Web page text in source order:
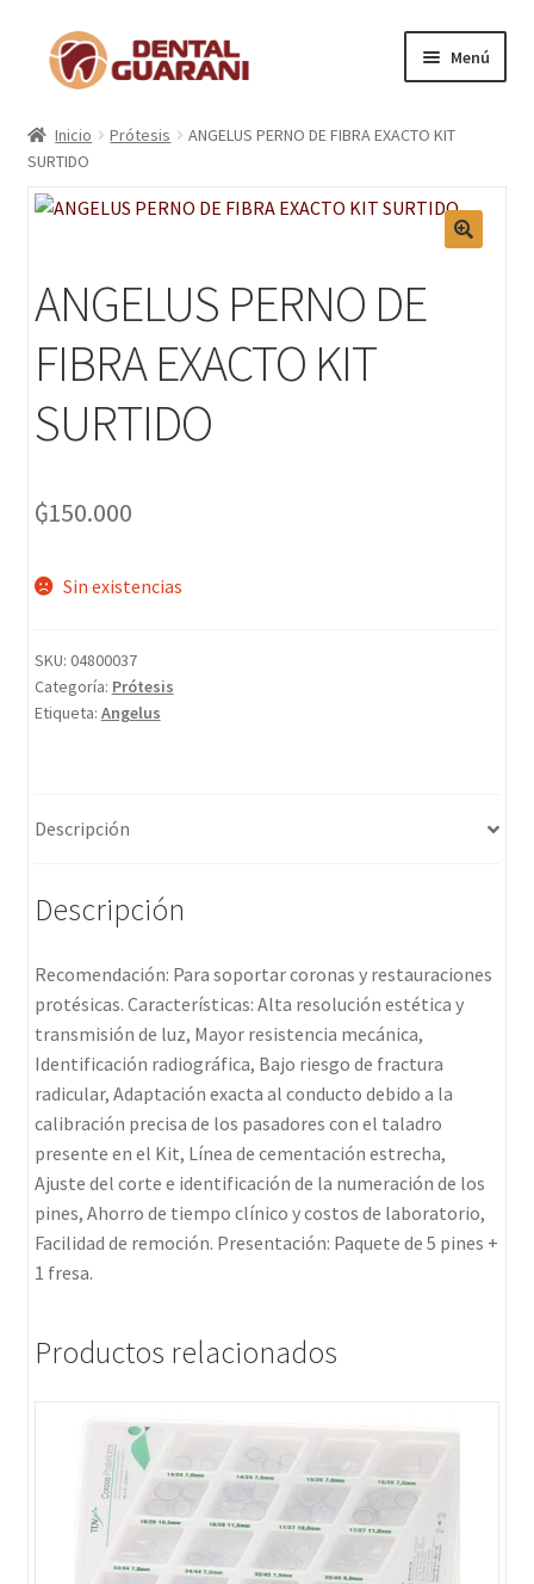
Menú
Inicio
Contactos
Categorías
Marcas
Carrito
Inicio Prótesis
ANGELUS PERNO DE FIBRA EXACTO KIT
SURTIDO
ANGELUS PERNO DE
FIBRA EXACTO KIT
SURTIDO
₲150.000
Sin existencias
SKU: 04800037
Categoría: Prótesis
Etiqueta: Angelus
Descripción
Descripción
Recomendación: Para soportar coronas y restauraciones
protésicas. Características: Alta resolución estética y
transmisión de luz, Mayor resistencia mecánica,
Identificación radiográfica, Bajo riesgo de fractura
radicular, Adaptación exacta al conducto debido a la
calibración precisa de los pasadores con el taladro
presente en el Kit, Línea de cementación estrecha,
Ajuste del corte e identificación de la numeración de los
pines, Ahorro de tiempo clínico y costos de laboratorio,
Facilidad de remoción. Presentación: Paquete de 5 pines +
1 fresa.
Productos relacionados